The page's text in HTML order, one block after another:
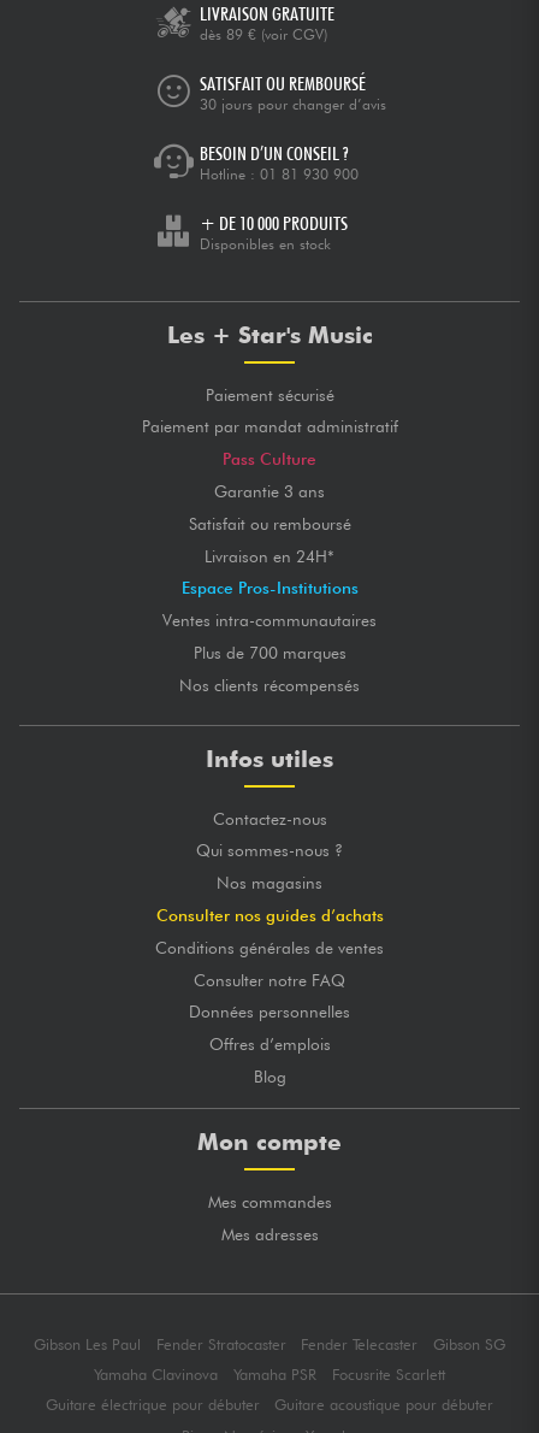
LIVRAISON GRATUITE
dès 89 € (voir CGV)
SATISFAIT OU REMBOURSÉ
30 jours pour changer d’avis
BESOIN D’UN CONSEIL ?
Hotline : 01 81 930 900
+ DE 10 000 PRODUITS
Disponibles en stock
Les + Star's Music
Paiement sécurisé
Paiement par mandat administratif
Pass Culture
Garantie 3 ans
Satisfait ou remboursé
Livraison en 24H*
Espace Pros-Institutions
Ventes intra-communautaires
Plus de 700 marques
Nos clients récompensés
Infos utiles
Contactez-nous
Qui sommes-nous ?
Nos magasins
Consulter nos guides d’achats
Conditions générales de ventes
Consulter notre FAQ
Données personnelles
Offres d’emplois
Blog
Mon compte
Mes commandes
Mes adresses
Gibson Les Paul Fender Stratocaster Fender Telecaster
Gibson SG
Yamaha Clavinova
Yamaha PSR
Focusrite Scarlett
Guitare électrique pour débuter
Guitare acoustique pour débuter